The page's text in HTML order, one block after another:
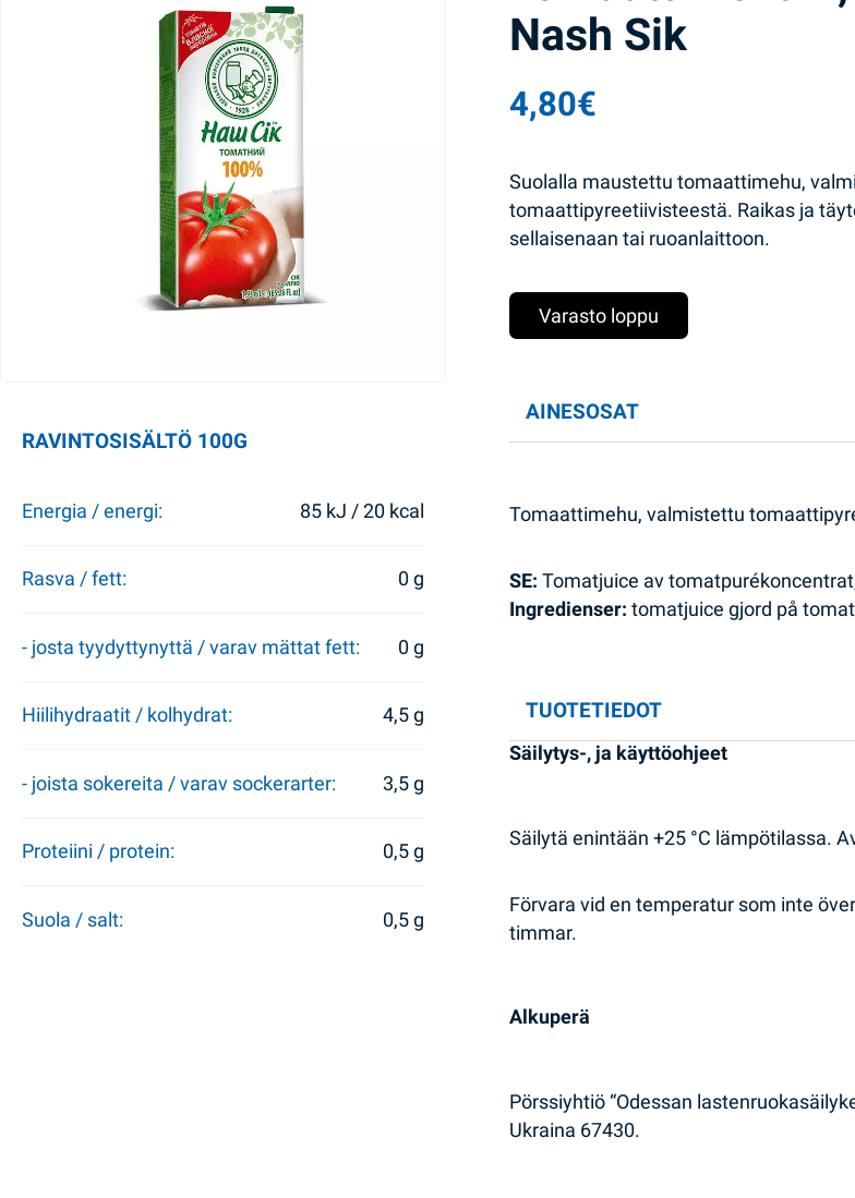
Nash Sik
4,80€
Suolalla maustettu tomaattimehu,
tomaattipyreetiivisteestä. Raikas ja
sellaisenaan tai ruoanlaittoon.
Varasto loppu
RAVINTOSISÄLTÖ 100G
Energia / energi: 85 kJ / 20 kcal
Rasva / fett: 0 g
- josta tyydyttynyttä / varav mättat fett: 0 g
Hiilihydraatit / kolhydrat: 4,5 g
- joista sokereita / varav sockerarter: 3,5 g
Proteiini / protein: 0,5 g
Suola / salt: 0,5 g
AINESOSAT
Tomaattimehu, valmistettu
SE: Tomatjuice av
Ingredienser: tomatjuice gjord på
TUOTETIEDOT
Säilytys-, ja käyttöohjeet
Säilytä enintään +25 °C lämpötilassa.
Förvara vid en temperatur som inte
timmar.
Alkuperä
Pörssiyhtiö “Odessan
Ukraina 67430.